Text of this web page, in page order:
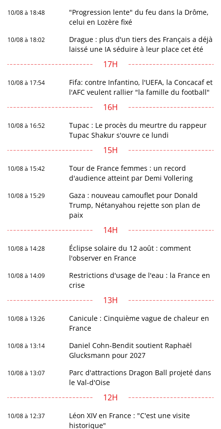
10/08 à 18:48
"Progression lente" du feu dans la Drôme,
celui en Lozère fixé
10/08 à 18:02
Drague : plus d'un tiers des Français a déjà
laissé une IA séduire à leur place cet été
17H
10/08 à 17:54
Fifa: contre Infantino, l'UEFA, la Concacaf et
l'AFC veulent rallier "la famille du football"
16H
10/08 à 16:52
Tupac : Le procès du meurtre du rappeur
Tupac Shakur s'ouvre ce lundi
15H
10/08 à 15:42
Tour de France femmes : un record
d'audience atteint par Demi Vollering
10/08 à 15:29
Gaza : nouveau camouflet pour Donald
Trump, Nétanyahou rejette son plan de
paix
14H
10/08 à 14:28
Éclipse solaire du 12 août : comment
l'observer en France
10/08 à 14:09
Restrictions d'usage de l'eau : la France en
crise
13H
10/08 à 13:26
Canicule : Cinquième vague de chaleur en
France
10/08 à 13:14
Daniel Cohn-Bendit soutient Raphaël
Glucksmann pour 2027
10/08 à 13:07
Parc d'attractions Dragon Ball projeté dans
le Val-d'Oise
12H
10/08 à 12:37
Léon XIV en France : "C'est une visite
historique"